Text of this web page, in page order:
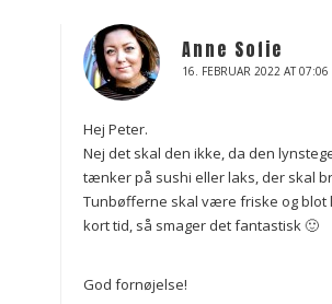
Anne Sofie
16. FEBRUAR 2022 AT 07:06
Hej Peter.
Nej det skal den ikke, da den
tænker på sushi eller laks, der skal
Tunbøfferne skal være friske og blot
kort tid, så smager det fantastisk 🙂
God fornøjelse!